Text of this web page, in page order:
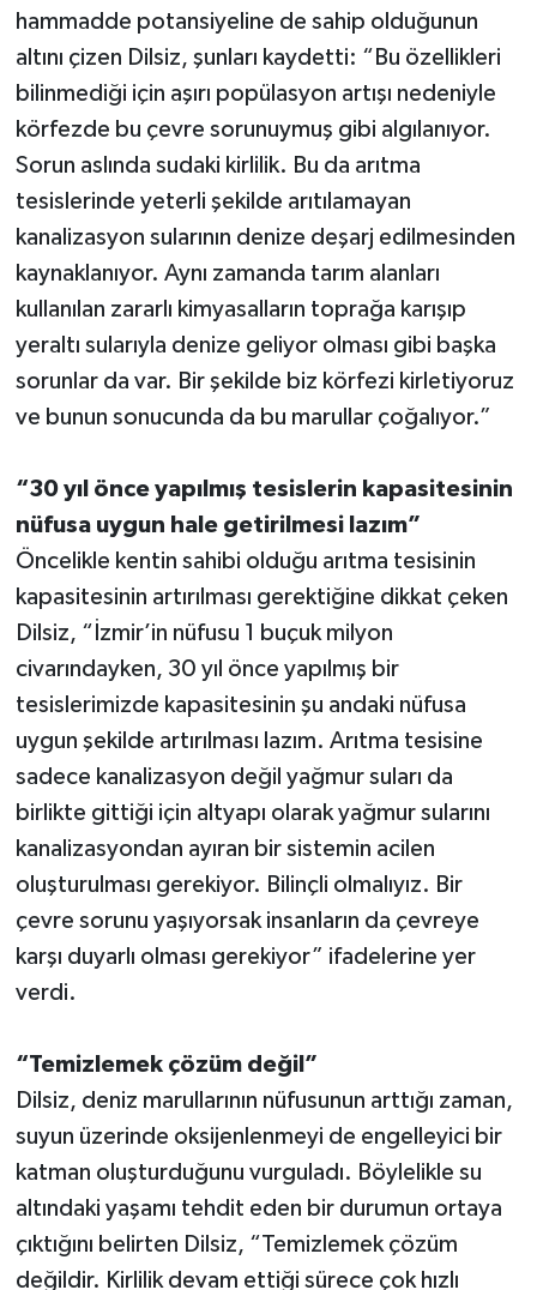
hammadde potansiyeline de sahip olduğunun
altını çizen Dilsiz, şunları kaydetti: “Bu özellikleri
bilinmediği için aşırı popülasyon artışı nedeniyle
körfezde bu çevre sorunuymuş gibi algılanıyor.
Sorun aslında sudaki kirlilik. Bu da arıtma
tesislerinde yeterli şekilde arıtılamayan
kanalizasyon sularının denize deşarj edilmesinden
kaynaklanıyor. Aynı zamanda tarım alanları
kullanılan zararlı kimyasalların toprağa karışıp
yeraltı sularıyla denize geliyor olması gibi başka
sorunlar da var. Bir şekilde biz körfezi kirletiyoruz
ve bunun sonucunda da bu marullar çoğalıyor.”
“30 yıl önce yapılmış tesislerin kapasitesinin
nüfusa uygun hale getirilmesi lazım”
Öncelikle kentin sahibi olduğu arıtma tesisinin
kapasitesinin artırılması gerektiğine dikkat çeken
Dilsiz, “İzmir’in nüfusu 1 buçuk milyon
civarındayken, 30 yıl önce yapılmış bir
tesislerimizde kapasitesinin şu andaki nüfusa
uygun şekilde artırılması lazım. Arıtma tesisine
sadece kanalizasyon değil yağmur suları da
birlikte gittiği için altyapı olarak yağmur sularını
kanalizasyondan ayıran bir sistemin acilen
oluşturulması gerekiyor. Bilinçli olmalıyız. Bir
çevre sorunu yaşıyorsak insanların da çevreye
karşı duyarlı olması gerekiyor” ifadelerine yer
verdi.
“Temizlemek çözüm değil”
Dilsiz, deniz marullarının nüfusunun arttığı zaman,
suyun üzerinde oksijenlenmeyi de engelleyici bir
katman oluşturduğunu vurguladı. Böylelikle su
altındaki yaşamı tehdit eden bir durumun ortaya
çıktığını belirten Dilsiz, “Temizlemek çözüm
değildir. Kirlilik devam ettiği sürece çok hızlı